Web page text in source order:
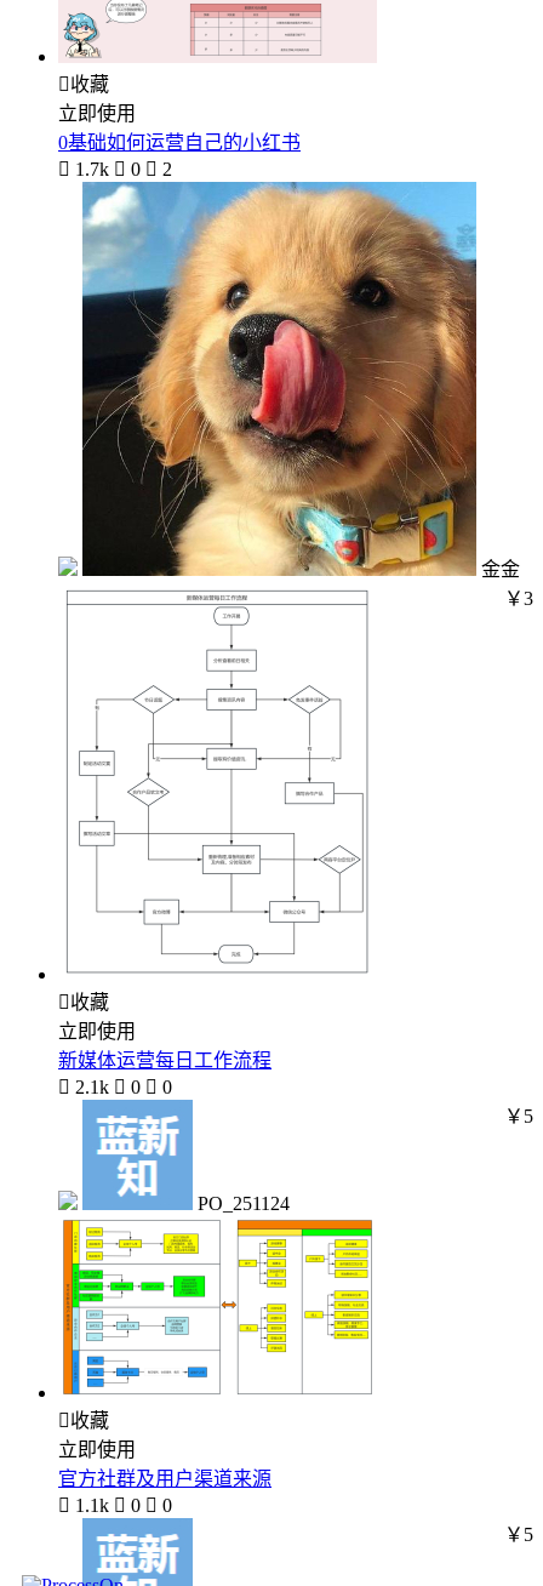
收藏
立即使用
0基础如何运营自己的小红书
 1.7k  0  2
金金
￥3
收藏
立即使用
新媒体运营每日工作流程
 2.1k  0  0
PO_251124
￥5
收藏
立即使用
官方社群及用户渠道来源
 1.1k  0  0
￥5